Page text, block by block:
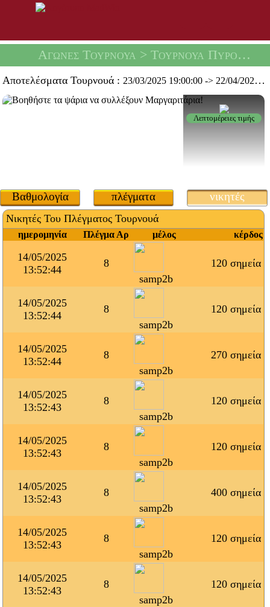
Αγώνες Τουρνουά > Τουρνουά Πυροβόλων Μαργαριταριών -
Αποτελέσματα Τουρνουά :23/03/2025 19:00:00 -> 22/04/2025 19:59:59
Λεπτομέρειες τιμής
Βαθμολογία πλέγματα νικητές
Νικητές Του Πλέγματος Τουρνουά
ημερομηνία Πλέγμα Αρ μέλος κέρδος
14/05/2025
13:52:44
8
samp2b
120 σημεία
14/05/2025
13:52:44
8
samp2b
120 σημεία
14/05/2025
13:52:44
8
samp2b
270 σημεία
14/05/2025
13:52:43
8
samp2b
120 σημεία
14/05/2025
13:52:43
8
samp2b
120 σημεία
14/05/2025
13:52:43
8
samp2b
400 σημεία
14/05/2025
13:52:43
8
samp2b
120 σημεία
14/05/2025
13:52:43
8
samp2b
120 σημεία